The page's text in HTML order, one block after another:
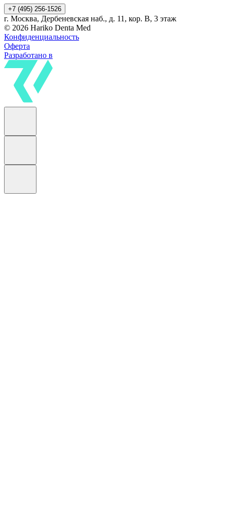
+7 (495) 256-1526
г. Москва, Дербеневская наб., д. 11, кор. В, 3 этаж
© 2026 Hariko Denta Med
Конфиденциальность
Оферта
Разработано в